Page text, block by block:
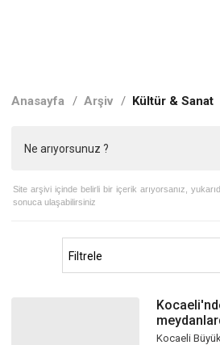
Anasayfa / Arşiv / Kültür & Sanat
Kocaeli
Site arşivi içinde belirli bir içerik arıyorsanız,
sonuca ulaşabilirsiniz